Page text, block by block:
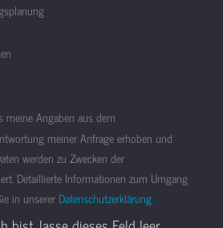
meine Angaben aus dem
meiner Anfrage erhoben und
werden zu Zwecken der
Detaillierte Informationen zum Umgang
in unserer Datenschutzerklärung.